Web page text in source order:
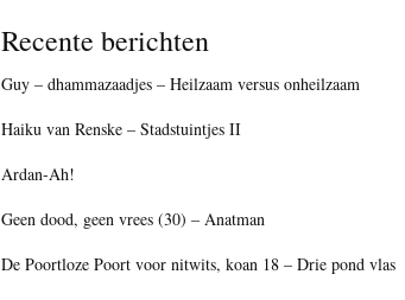
Recente berichten
Guy – dhammazaadjes – Heilzaam versus onheilzaam
Haiku van Renske – Stadstuintjes II
Ardan-Ah!
Geen dood, geen vrees (30) – Anatman
De Poortloze Poort voor nitwits, koan 18 – Drie pond vlas